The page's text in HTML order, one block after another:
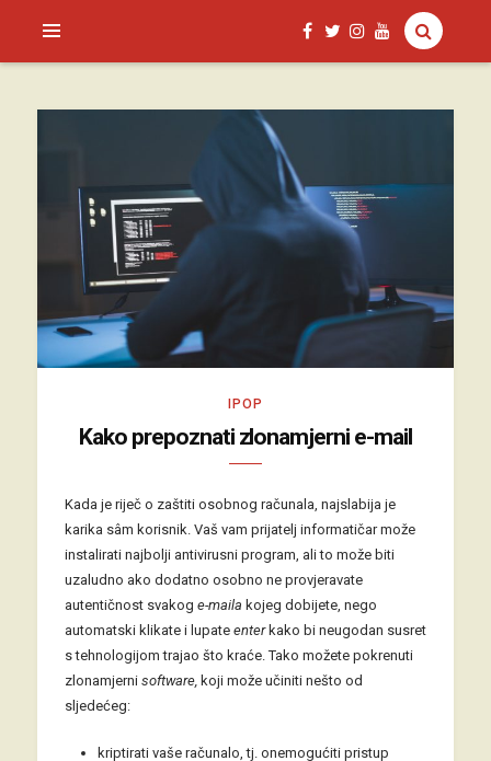
IPOP
Kako prepoznati zlonamjerni e-mail
Kada je riječ o zaštiti osobnog računala, najslabija je
karika sâm korisnik. Vaš vam prijatelj informatičar može
instalirati najbolji antivirusni program, ali to može biti
uzaludno ako dodatno osobno ne provjeravate
autentičnost svakog e-maila kojeg dobijete, nego
automatski klikate i lupate enterkako bi neugodan susret
s tehnologijom trajao što kraće. Tako možete pokrenuti
zlonamjerni software, koji može učiniti nešto od
sljedećeg:
kriptirati vaše računalo, tj. onemogućiti pristup